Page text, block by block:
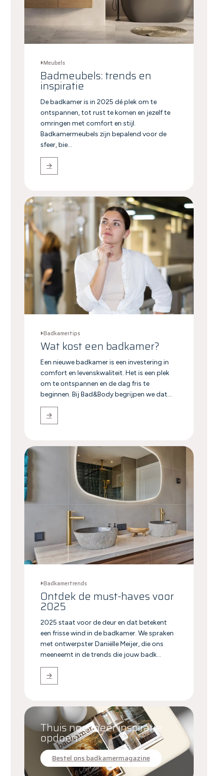
Meubels
Badmeubels: trends en
inspiratie
De badkamer is in 2025 dé plek om te
ontspannen, tot rust te komen en jezelf te
omringen met comfort en stijl.
Badkamermeubels zijn bepalend voor de
sfeer, bie...
Badkamertips
Wat kost een badkamer?
Een nieuwe badkamer is een investering in
comfort en levenskwaliteit. Het is een plek
om te ontspannen en de dag fris te
beginnen. Bij Bad&Body begrijpen we dat...
Badkamertrends
Ontdek de must-haves voor
2025
2025 staat voor de deur en dat betekent
een frisse wind in de badkamer. We spraken
met ontwerpster Daniëlle Meijer, die ons
meeneemt in de trends die jouw badk...
Thuis nog meer inspiratie
opdoen?
Bestel ons badkamermagazine